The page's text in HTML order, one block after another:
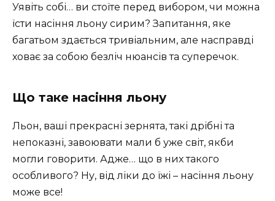
Уявіть собі… ви стоїте перед вибором, чи можна
їсти насіння льону сирим? Запитання, яке
багатьом здається тривіальним, але насправді
ховає за собою безліч нюансів та суперечок.
Що таке насіння льону
Льон, ваші прекрасні зернята, такі дрібні та
непоказні, завоювати мали б уже світ, якби
могли говорити. Адже… що в них такого
особливого? Ну, від ліки до їжі – насіння льону
може все!